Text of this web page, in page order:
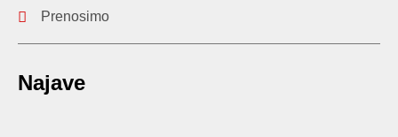
Prenosimo
Najave